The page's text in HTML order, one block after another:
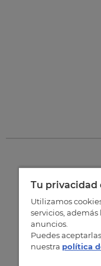
Tu privacidad
Utilizamos
servicios,
anuncios.
Puedes
nuestra política